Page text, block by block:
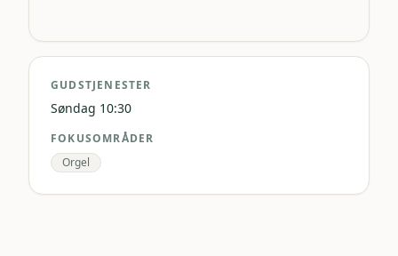
GUDSTJENESTER
Søndag 10:30
FOKUSOMRÅDER
Orgel